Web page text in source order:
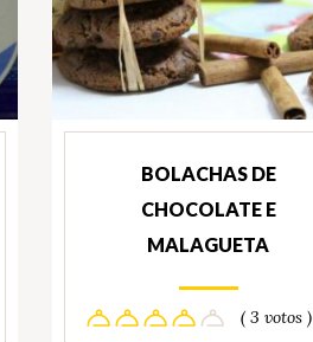
BOLACHAS DE
CHOCOLATE E
MALAGUETA
( 3 votos )